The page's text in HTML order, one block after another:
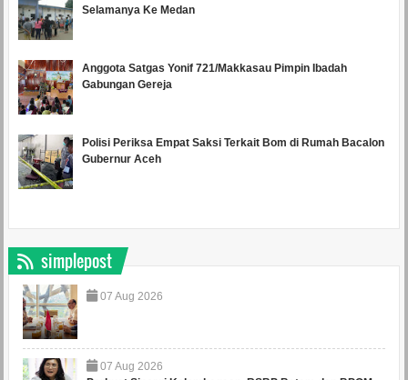
Selamanya Ke Medan
Anggota Satgas Yonif 721/Makkasau Pimpin Ibadah
Gabungan Gereja
Polisi Periksa Empat Saksi Terkait Bom di Rumah Bacalon
Gubernur Aceh
simplepost
07 Aug 2026
07 Aug 2026